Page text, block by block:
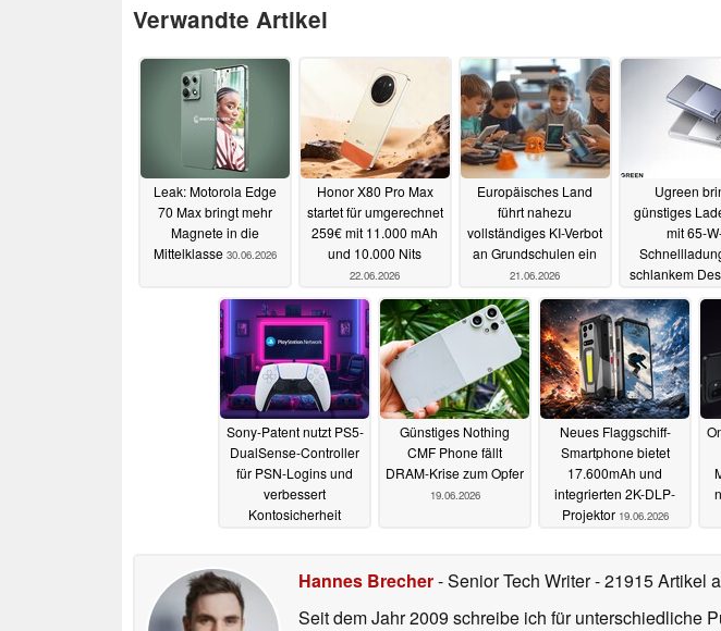
Verwandte Artikel
Leak: Motorola Edge
70 Max bringt mehr
Magnete in die
Mittelklasse 30.06.2026
Honor X80 Pro Max
startet für umgerechnet
259€ mit 11.000 mAh
und 10.000 Nits
22.06.2026
Europäisches Land
führt nahezu
vollständiges KI-Verbot
an Grundschulen ein
21.06.2026
Ugreen
günstiges
mit 65-
schlankem
den Markt
Sony-Patent nutzt PS5-
DualSense-Controller
für PSN-Logins und
verbessert
Kontosicherheit
Günstiges Nothing
CMF Phone fällt
DRAM-Krise zum Opfer
19.06.2026
Neues Flaggschiff-
Smartphone bietet
17.600mAh und
integrierten 2K-DLP-
Projektor 19.06.2026
Hannes Brecher- Senior Tech Writer- 21915 Artikel
Seit dem Jahr 2009 schreibe ich für unterschiedliche